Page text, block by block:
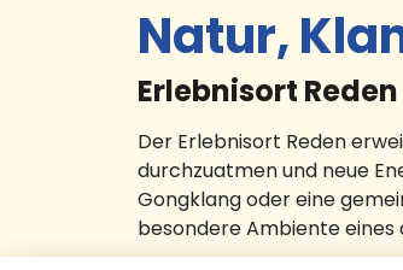
Natur,
Erlebnisort
Der Erlebnisort Reden
durchzuatmen und neue
Gongklang oder eine
besondere Ambiente